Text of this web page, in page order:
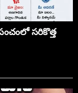
సరికొత్త